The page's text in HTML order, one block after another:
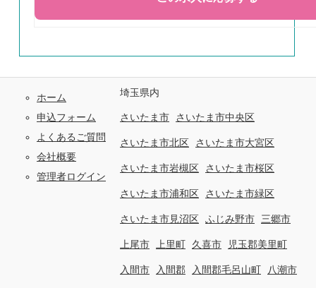
ホーム
申込フォーム
よくあるご質問
会社概要
管理者ログイン
埼玉県内
さいたま市 さいたま市中央区
さいたま市北区 さいたま市大宮区
さいたま市岩槻区 さいたま市桜区
さいたま市浦和区 さいたま市緑区
さいたま市見沼区 ふじみ野市 三郷市
上尾市 上里町 久喜市 児玉郡美里町
入間市 入間郡 入間郡毛呂山町 八潮市